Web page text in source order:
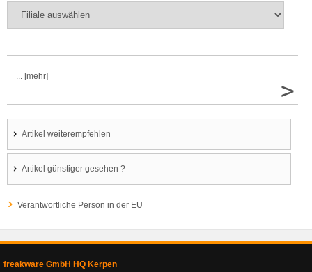
... [mehr]
>
Artikel weiterempfehlen
Artikel günstiger gesehen ?
Verantwortliche Person in der EU
freakware GmbH HQ Kerpen